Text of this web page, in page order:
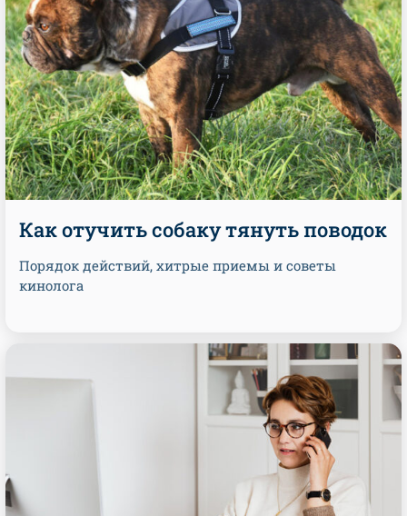
Как отучить собаку тянуть поводок
Порядок действий, хитрые приемы и советы
кинолога